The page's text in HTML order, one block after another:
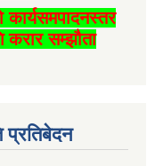
कार्यसमपादनस्तर
सम्झौता
प्रतिबेदन